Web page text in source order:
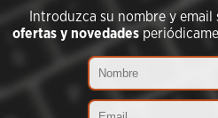
Introduzca su nombre y
ofertas y novedades